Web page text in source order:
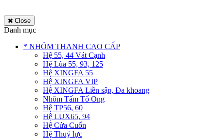
Close
Danh mục
* NHÔM THANH CAO CẤP
Hệ 55, 44 Vát Cạnh
Hệ Lùa 55, 93, 125
Hệ XINGFA 55
Hệ XINGFA VIP
Hệ XINGFA Liền sập, Đa khoang
Nhôm Tấm Tổ Ong
Hệ TP56, 60
Hệ LUX65, 94
Hệ Cửa Cuốn
Hệ Thuỷ lực